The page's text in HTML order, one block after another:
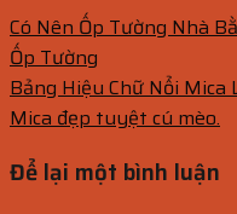
Có Nên Ốp Tường Nhà
Ốp Tường
Bảng Hiệu Chữ Nổi Mica
Mica đẹp tuyệt cú mèo.
Để lại một bình luận